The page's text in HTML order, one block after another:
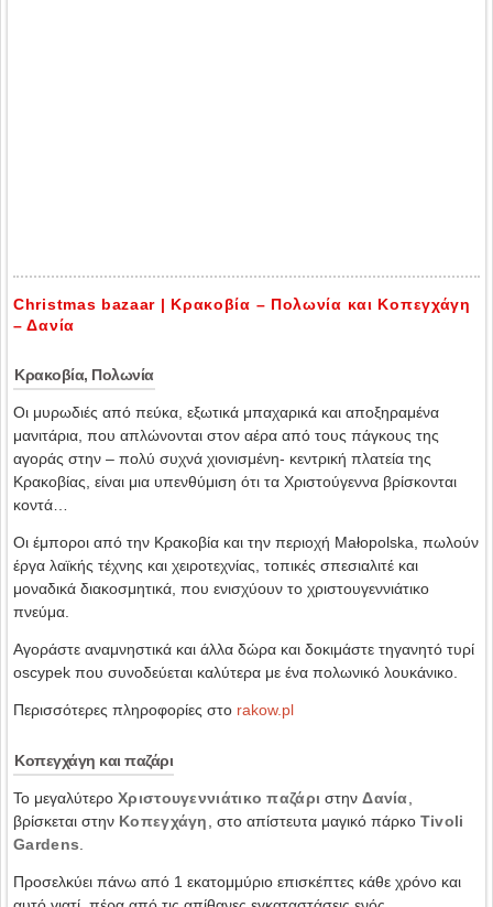
Christmas bazaar | Κρακοβία – Πολωνία και Κοπεγχάγη
– Δανία
Κρακοβία, Πολωνία
Οι μυρωδιές από πεύκα, εξωτικά μπαχαρικά και αποξηραμένα
μανιτάρια, που απλώνονται στον αέρα από τους πάγκους της
αγοράς στην – πολύ συχνά χιονισμένη- κεντρική πλατεία της
Κρακοβίας, είναι μια υπενθύμιση ότι τα Χριστούγεννα βρίσκονται
κοντά…
Οι έμποροι από την Κρακοβία και την περιοχή Małopolska, πωλούν
έργα λαϊκής τέχνης και χειροτεχνίας, τοπικές σπεσιαλιτέ και
μοναδικά διακοσμητικά, που ενισχύουν το χριστουγεννιάτικο
πνεύμα.
Αγοράστε αναμνηστικά και άλλα δώρα και δοκιμάστε τηγανητό τυρί
oscypek που συνοδεύεται καλύτερα με ένα πολωνικό λουκάνικο.
Περισσότερες πληροφορίες στο rakow.pl
Κοπεγχάγη και παζάρι
Το μεγαλύτερο Χριστουγεννιάτικο παζάρι στηνΔανία
βρίσκεται στην Κοπεγχάγη , στο απίστευτα μαγικό πάρκο Tivoli
Gardens
Προσελκύει πάνω από 1 εκατομμύριο επισκέπτες κάθε χρόνο και